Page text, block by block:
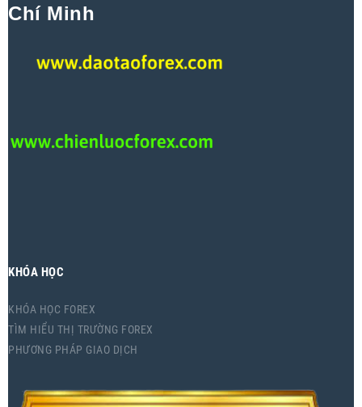
Chí Minh
KHÓA HỌC
KHÓA HỌC FOREX
TÌM HIỂU THỊ TRƯỜNG FOREX
PHƯƠNG PHÁP GIAO DỊCH